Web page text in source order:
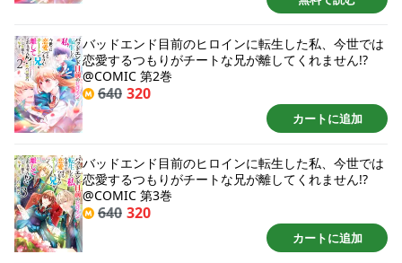
バッドエンド目前のヒロインに転生した私、今世では
恋愛するつもりがチートな兄が離してくれません!?
@COMIC 第2巻
640 320
カートに追加
バッドエンド目前のヒロインに転生した私、今世では
恋愛するつもりがチートな兄が離してくれません!?
@COMIC 第3巻
640 320
カートに追加